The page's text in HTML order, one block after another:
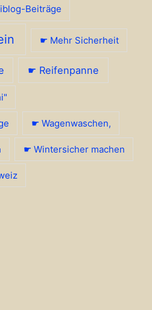
Beiträge
☛ Mehr Sicherheit
☛ Reifenpanne
☛ Wagenwaschen,
☛ Wintersicher machen